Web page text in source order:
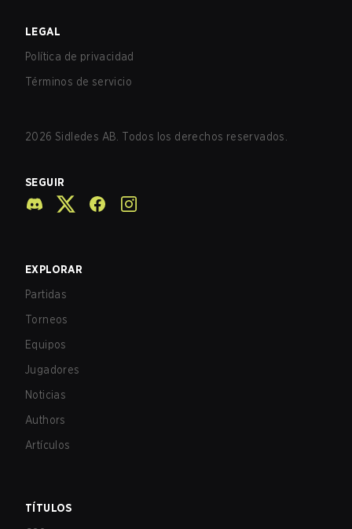
LEGAL
Política de privacidad
Términos de servicio
2026 Sidledes AB. Todos los derechos reservados.
SEGUIR
EXPLORAR
Partidas
Torneos
Equipos
Jugadores
Noticias
Authors
Artículos
TÍTULOS